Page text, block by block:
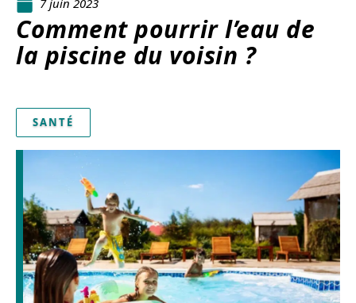
7 juin 2023
Comment pourrir l’eau de
la piscine du voisin ?
SANTÉ